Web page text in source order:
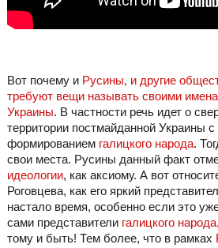
Вот почему и Русины, и другие
требуют вещи называть своими
Украины. В частности речь идет о
территории постмайданной Украины
формированием галицкого народа.
свои места. Русины данный факт
идеологии, как аксиому. А вот
Роговцева, как его яркий
настало время, особенно если это
сами представители галицкого народа
тому и быть! Тем более, что в рамках